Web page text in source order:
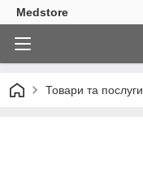
Medstore
Товари та послуги